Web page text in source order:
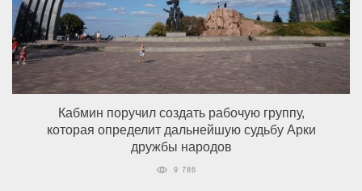
Кабмин поручил создать рабочую группу,
которая определит дальнейшую судьбу Арки
дружбы народов
9 786